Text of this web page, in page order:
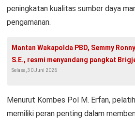
peningkatan kualitas sumber daya
pengamanan.
Mantan Wakapolda PBD, Semmy
S.E., resmi menyandang pangkat
Selasa, 30 Juni 2026
Menurut Kombes Pol M. Erfan,
memiliki peran penting dalam